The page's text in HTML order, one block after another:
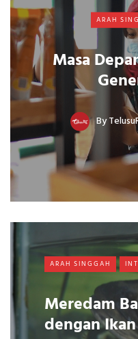
ARAH
Masa
By
ARAH SINGGAH
Meredam
dengan